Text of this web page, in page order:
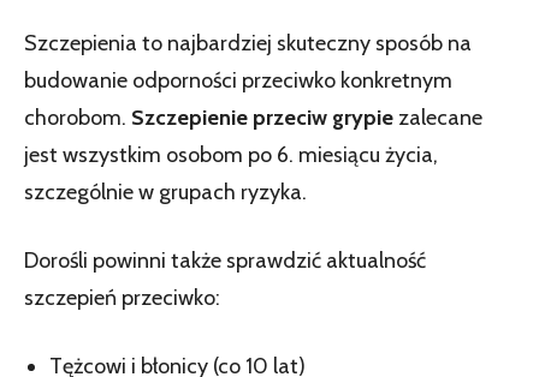
Szczepienia to najbardziej skuteczny sposób na
budowanie odporności przeciwko konkretnym
chorobom. Szczepienie przeciw grypie zalecane
jest wszystkim osobom po 6. miesiącu życia,
szczególnie w grupach ryzyka.
Dorośli powinni także sprawdzić aktualność
szczepień przeciwko:
Tężcowi i błonicy (co 10 lat)